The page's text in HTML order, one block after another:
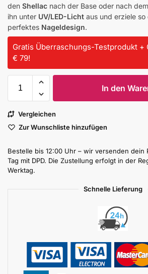
den Shellac nach der Base oder nach
ihn unter UV/LED-Licht aus und erziele so
perfektes Nageldesign.
Gratis Überraschungs-Testprodukt +
€ 79!
In den
Vergleichen
Zur Wunschliste hinzufügen
Bestelle bis 12:00 Uhr – wir versenden dein
Tag mit DPD. Die Zustellung erfolgt in der
Werktag.
Schnelle Lieferung